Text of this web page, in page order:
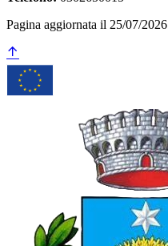
Pagina aggiornata il 25/07/2026